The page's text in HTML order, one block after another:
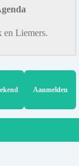
en Liemers.
Aanmelden